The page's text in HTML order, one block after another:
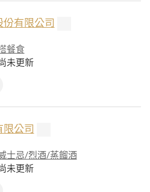
有限公司
餐食
未更新
限公司
士忌/烈酒/蒸餾酒
未更新